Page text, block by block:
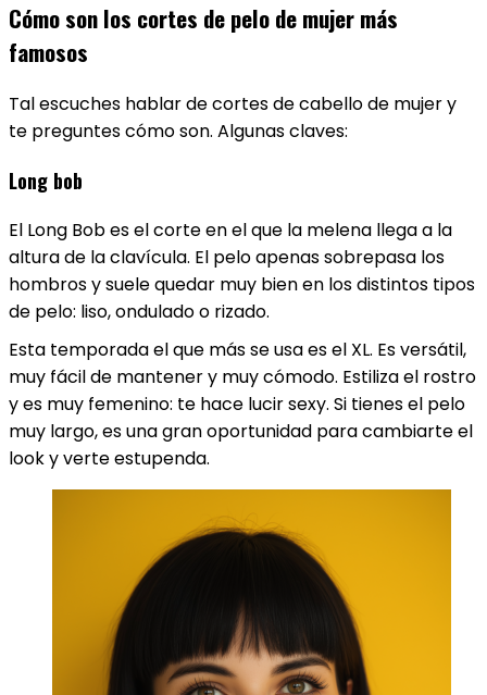
Cómo son los cortes de pelo de mujer más
famosos
Tal escuches hablar de cortes de cabello de mujer y
te preguntes cómo son. Algunas claves:
Long bob
El Long Bob es el corte en el que la melena llega a la
altura de la clavícula. El pelo apenas sobrepasa los
hombros y suele quedar muy bien en los distintos tipos
de pelo: liso, ondulado o rizado.
Esta temporada el que más se usa es el XL. Es versátil,
muy fácil de mantener y muy cómodo. Estiliza el rostro
y es muy femenino: te hace lucir sexy. Si tienes el pelo
muy largo, es una gran oportunidad para cambiarte el
look y verte estupenda.